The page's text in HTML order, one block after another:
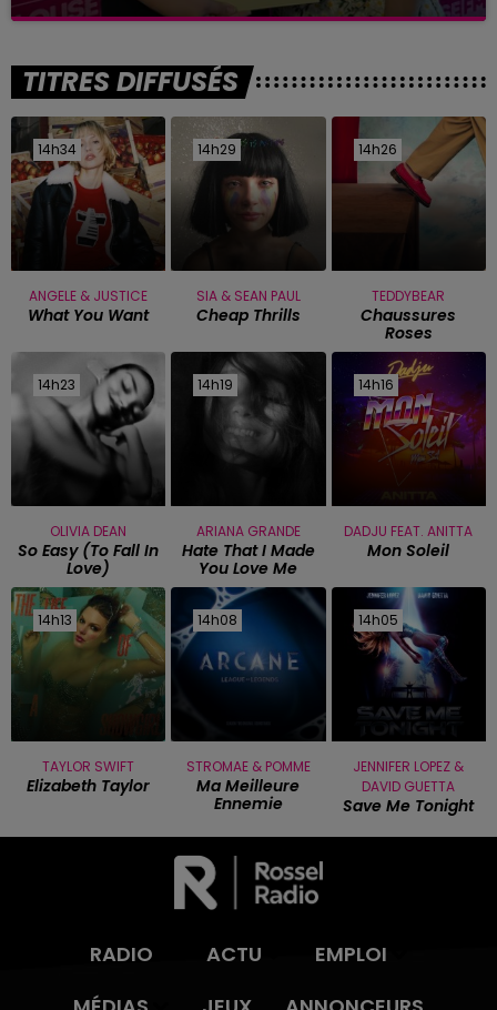
TITRES DIFFUSÉS
14h34
14h34
ANGELE & JUSTICE
What You Want
14h29
14h29
SIA & SEAN PAUL
Cheap Thrills
14h26
14h26
TEDDYBEAR
Chaussures
Roses
14h23
14h23
OLIVIA DEAN
So Easy (to Fall In
Love)
14h19
14h19
ARIANA GRANDE
Hate That I Made
You Love Me
14h16
14h16
DADJU FEAT. ANITTA
Mon Soleil
14h13
14h13
TAYLOR SWIFT
Elizabeth Taylor
14h08
14h08
STROMAE & POMME
Ma Meilleure
Ennemie
14h05
14h05
JENNIFER LOPEZ &
DAVID GUETTA
Save Me Tonight
RADIO ACTU
EMPLOI